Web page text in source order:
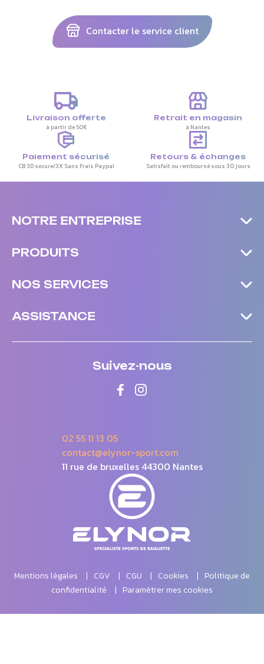
Contacter le service client
Livraison offerte
à partir de 50€
Retrait en magasin
à Nantes
Paiement sécurisé
CB 3D secure/3X Sans Frais Paypal
Retours & échanges
Satisfait ou remboursé sous 30 jours
02 55 11 13 05
contact@elynor-sport.com
11 rue de bruxelles 44300 Nantes
Suivez-nous
NOTRE ENTREPRISE
PRODUITS
NOS SERVICES
ASSISTANCE
Mentions légales CGV CGU Cookies
Politique de
confidentialité
Paramétrer mes cookies